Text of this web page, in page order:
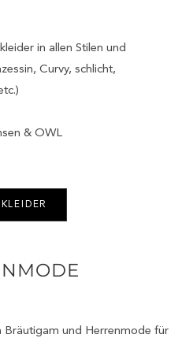
in allen Stilen und
Curvy, schlicht,
& OWL
Bräutigam und Herrenmode für